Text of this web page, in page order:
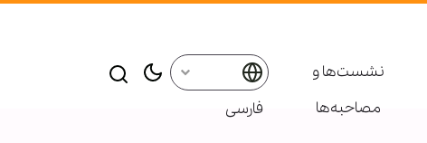
نشست‌ها و
مصاحبه‌ها
فارسی